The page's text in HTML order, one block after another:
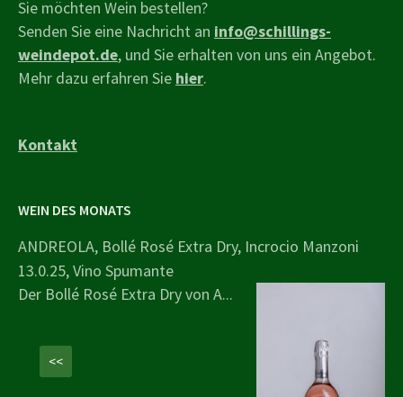
Sie möchten Wein bestellen?
Senden Sie eine Nachricht an info@schillings-
weindepot.de, und Sie erhalten von uns ein Angebot.
Mehr dazu erfahren Sie hier.
Kontakt
WEIN DES MONATS
ANDREOLA, Bollé Rosé Extra Dry, Incrocio Manzoni
13.0.25, Vino Spumante
Der Bollé Rosé Extra Dry von A...
<<